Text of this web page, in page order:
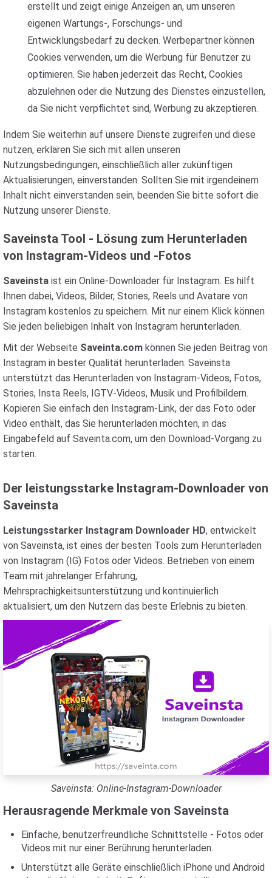
erstellt und zeigt einige Anzeigen an, um unseren
eigenen Wartungs-, Forschungs- und
Entwicklungsbedarf zu decken. Werbepartner können
Cookies verwenden, um die Werbung für Benutzer zu
optimieren. Sie haben jederzeit das Recht, Cookies
abzulehnen oder die Nutzung des Dienstes einzustellen,
da Sie nicht verpflichtet sind, Werbung zu akzeptieren.
Indem Sie weiterhin auf unsere Dienste zugreifen und diese
nutzen, erklären Sie sich mit allen unseren
Nutzungsbedingungen, einschließlich aller zukünftigen
Aktualisierungen, einverstanden. Sollten Sie mit irgendeinem
Inhalt nicht einverstanden sein, beenden Sie bitte sofort die
Nutzung unserer Dienste.
Saveinsta Tool - Lösung zum Herunterladen
von Instagram-Videos und -Fotos
Saveinsta ist ein Online-Downloader für Instagram. Es hilft
Ihnen dabei, Videos, Bilder, Stories, Reels und Avatare von
Instagram kostenlos zu speichern. Mit nur einem Klick können
Sie jeden beliebigen Inhalt von Instagram herunterladen.
Mit der Webseite Saveinta.com können Sie jeden Beitrag von
Instagram in bester Qualität herunterladen. Saveinsta
unterstützt das Herunterladen von Instagram-Videos, Fotos,
Stories, Insta Reels, IGTV-Videos, Musik und Profilbildern.
Kopieren Sie einfach den Instagram-Link, der das Foto oder
Video enthält, das Sie herunterladen möchten, in das
Eingabefeld auf Saveinta.com, um den Download-Vorgang zu
starten.
Der leistungsstarke Instagram-Downloader von
Saveinsta
Leistungsstarker Instagram Downloader HD, entwickelt
von Saveinsta, ist eines der besten Tools zum Herunterladen
von Instagram (IG) Fotos oder Videos. Betrieben von einem
Team mit jahrelanger Erfahrung,
Mehrsprachigkeitsunterstützung und kontinuierlich
aktualisiert, um den Nutzern das beste Erlebnis zu bieten.
Saveinsta: Online-Instagram-Downloader
Herausragende Merkmale von Saveinsta
Einfache, benutzerfreundliche Schnittstelle - Fotos oder
Videos mit nur einer Berührung herunterladen.
Unterstützt alle Geräte einschließlich iPhone und Android